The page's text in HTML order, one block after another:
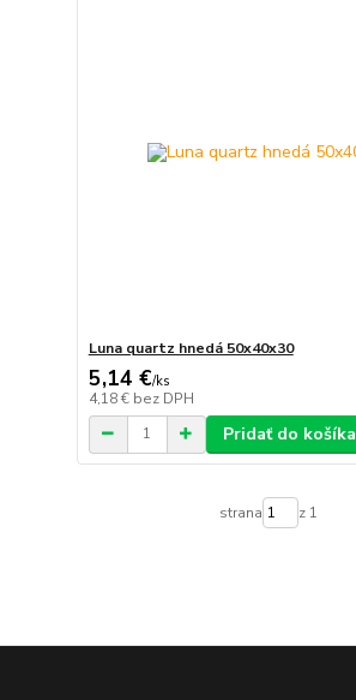
Luna quartz hnedá 50x40x30
5,14 €/ks
4,18 € bez DPH
Pridať do košíka
strana z 1